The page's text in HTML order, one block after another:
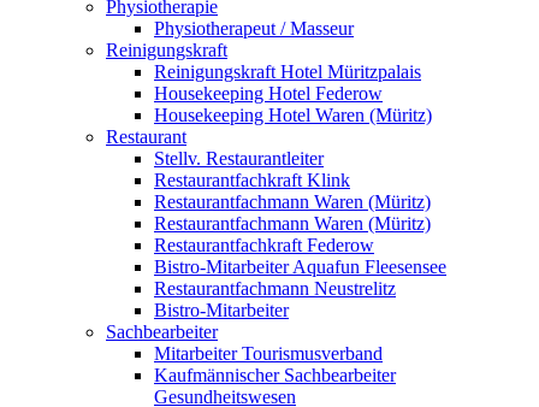
Physiotherapie
Physiotherapeut / Masseur
Reinigungskraft
Reinigungskraft Hotel Müritzpalais
Housekeeping Hotel Federow
Housekeeping Hotel Waren (Müritz)
Restaurant
Stellv. Restaurantleiter
Restaurantfachkraft Klink
Restaurantfachmann Waren (Müritz)
Restaurantfachmann Waren (Müritz)
Restaurantfachkraft Federow
Bistro-Mitarbeiter Aquafun Fleesensee
Restaurantfachmann Neustrelitz
Bistro-Mitarbeiter
Sachbearbeiter
Mitarbeiter Tourismusverband
Kaufmännischer Sachbearbeiter
Gesundheitswesen